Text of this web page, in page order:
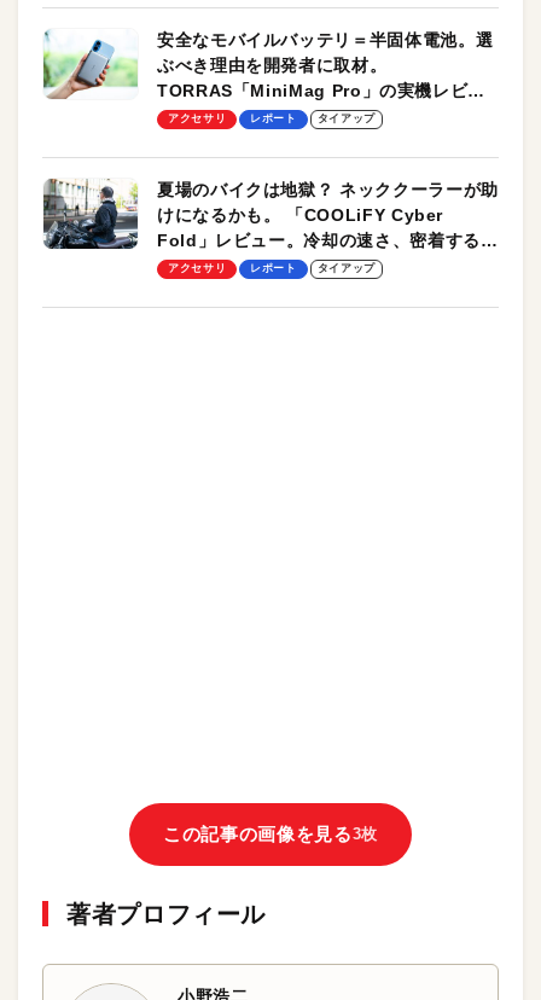
安全なモバイルバッテリ＝半固体電池。選
ぶべき理由を開発者に取材。
TORRAS「MiniMag Pro」の実機レビュ
ーも
アクセサリ レポート タイアップ
夏場のバイクは地獄？ ネッククーラーが助
けになるかも。 「COOLiFY Cyber
Fold」レビュー。冷却の速さ、密着する冷
却プレート、シンプルな操作性がグッド！
アクセサリ レポート タイアップ
この記事の画像を見る3枚
著者プロフィール